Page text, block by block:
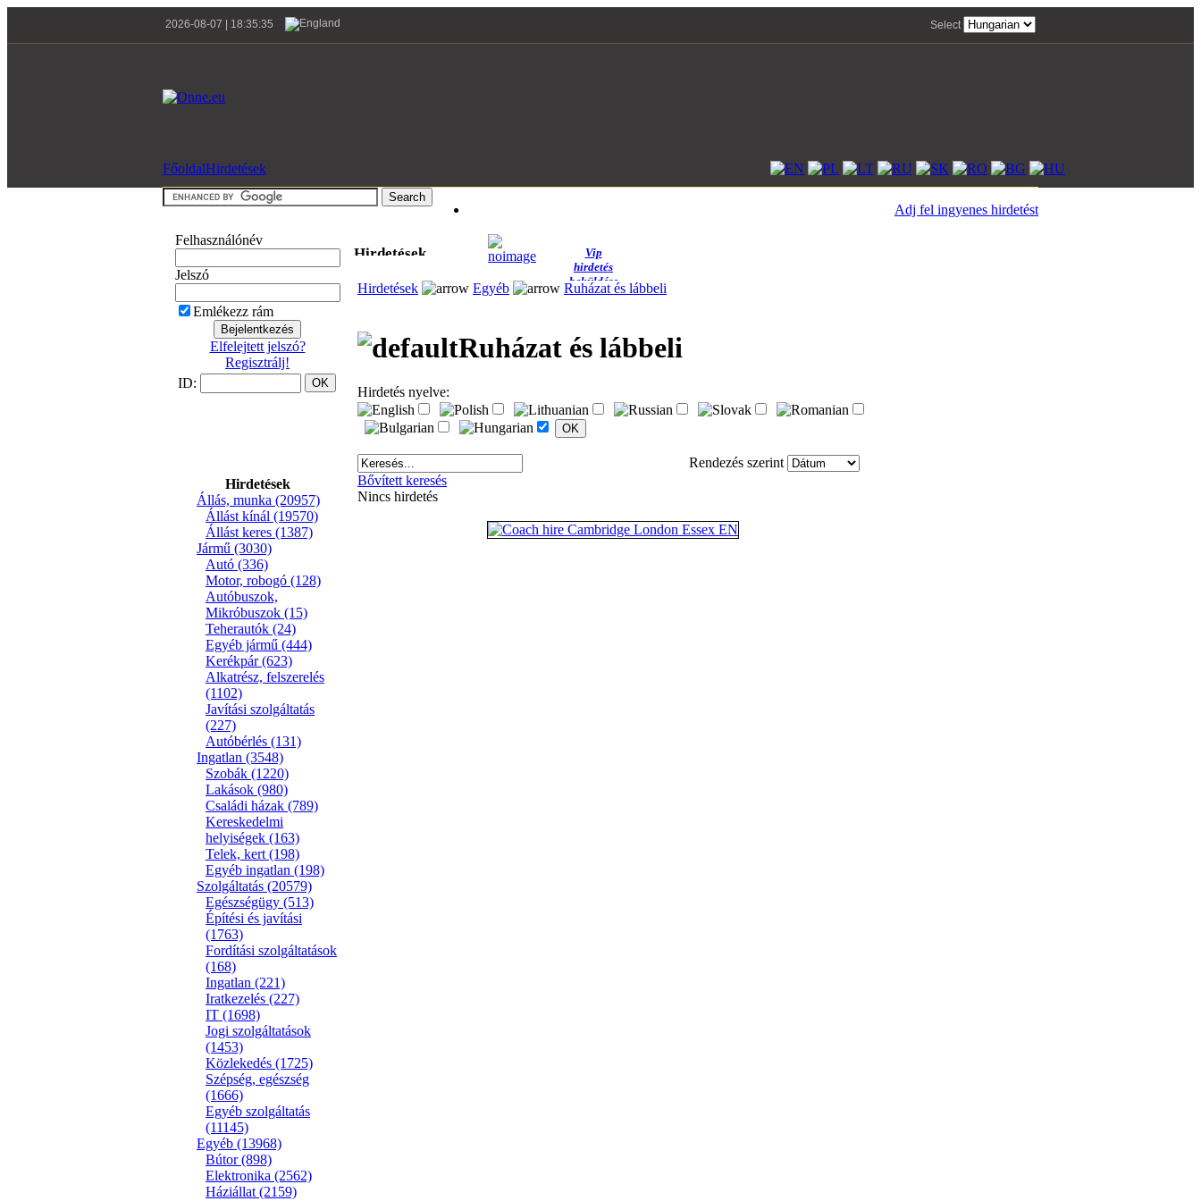
2026-08-07 | 18:35:35 Select
FőoldalHirdetések
Adj fel ingyenes hirdetést
Felhasználónév
Jelszó
Emlékezz rám
Elfelejtett jelszó?
Regisztrálj!
ID:
Hirdetések
Állás, munka (20957)
Állást kínál (19570)
Állást keres (1387)
Jármű (3030)
Autó (336)
Motor, robogó (128)
Autóbuszok,
Mikróbuszok (15)
Teherautók (24)
Egyéb jármű (444)
Kerékpár(623)
Alkatrész, felszerelés
(1102)
Javítási szolgáltatás
(227)
Autóbérlés (131)
Ingatlan (3548)
Szobák (1220)
Lakások (980)
Családi házak (789)
Kereskedelmi
helyiségek (163)
Telek, kert (198)
Egyéb ingatlan (198)
Szolgáltatás (20579)
Egészségügy (513)
Építési és javítási
(1763)
Fordítási szolgáltatások
(168)
Ingatlan (221)
Iratkezelés (227)
IT (1698)
Jogi szolgáltatások
(1453)
Közlekedés (1725)
Szépség, egészség
(1666)
Egyéb szolgáltatás
(11145)
Egyéb (13968)
Bútor(898)
Elektronika (2562)
Háziállat (2159)
Hirdetések
Vip
hirdetés
beküldése
Hirdetések Egyéb Ruházat és lábbeli
Ruházat és lábbeli
Hirdetés nyelve:
Bővített keresés
Rendezés szerint
Nincs hirdetés